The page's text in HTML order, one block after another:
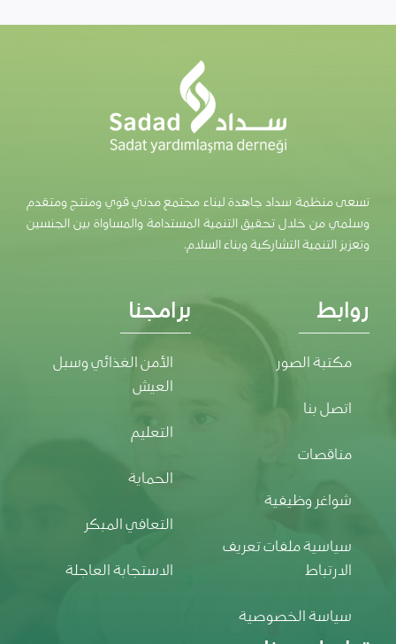
وتعزيز التنمية التشاركية وبناء السلام.
مكتبة الصور
اتصل بنا
مناقصات
شواغر وظيفية
سياسية ملفات تعريف
سياسة الخصوصية
الأمن الغذائي وسبل
التعليم
الحماية
التعافي المبكر
الاستجابة العاجلة
تواصل معنا